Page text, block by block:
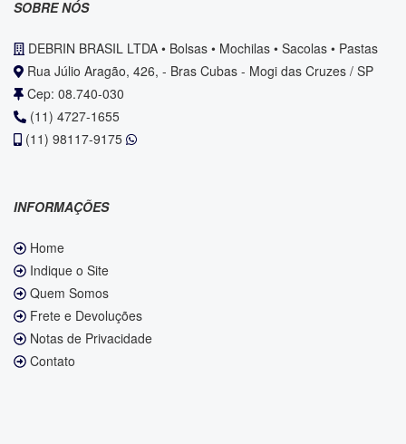
SOBRE NÓS
DEBRIN BRASIL LTDA • Bolsas • Mochilas • Sacolas • Pastas
Rua Júlio Aragão, 426, - Bras Cubas - Mogi das Cruzes / SP
Cep: 08.740-030
(11) 4727-1655
(11) 98117-9175
INFORMAÇÕES
Home
Indique o Site
Quem Somos
Frete e Devoluções
Notas de Privacidade
Contato